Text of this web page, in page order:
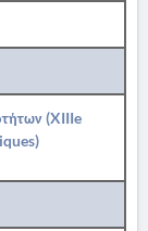
(XIIIe